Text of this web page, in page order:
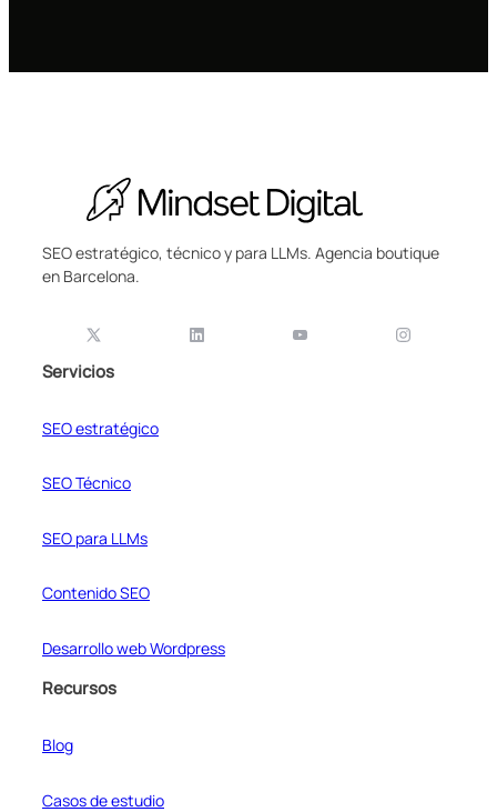
SEO estratégico, técnico y para LLMs. Agencia boutique
en Barcelona.
Servicios
SEO estratégico
SEO Técnico
SEO para LLMs
Contenido SEO
Desarrollo web Wordpress
Recursos
Blog
Casos de estudio